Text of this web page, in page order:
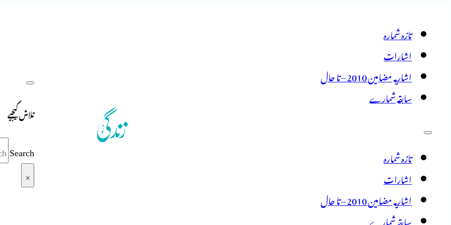
تازہ شمارہ
اشارات
اشاریہ مضامین 2010 – تا حال
سابقہ شمارے
تازہ شمارہ
اشارات
اشاریہ مضامین 2010 – تا حال
سابقہ شمارے
تلاش کیجیے
Search
×